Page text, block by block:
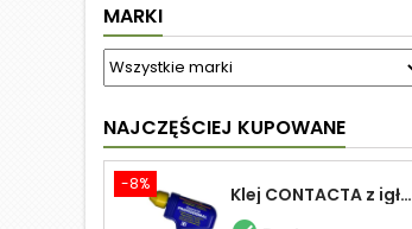
MARKI
NAJCZĘŚCIEJ KUPOWANE
-8% Klej CONTACTA z igłą do plastiku 25,0 g